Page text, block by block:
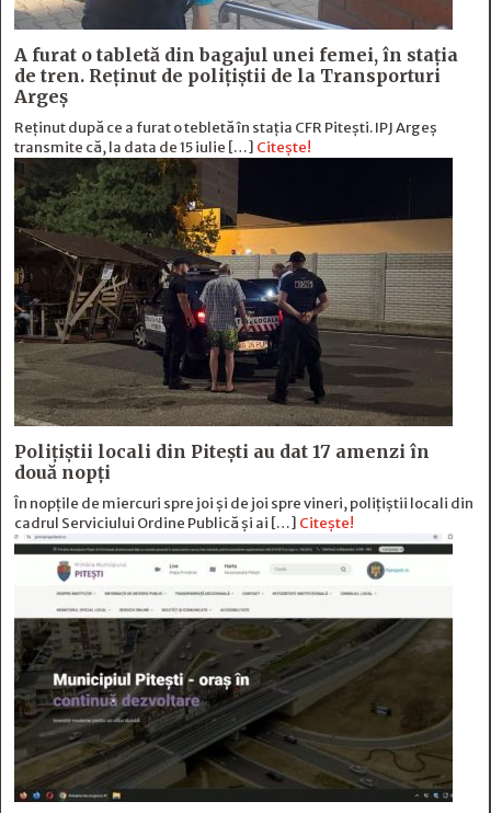
A furat o tabletă din bagajul unei femei, în stația
de tren. Reținut de polițiștii de la Transporturi
Argeș
Reținut după ce a furat o tebletă în stația CFR Pitești. IPJ Argeș
transmite că, la data de 15 iulie […] Citește!
Polițiștii locali din Pitești au dat 17 amenzi în
două nopți
În nopțile de miercuri spre joi și de joi spre vineri, polițiștii locali din
cadrul Serviciului Ordine Publică și ai […] Citește!